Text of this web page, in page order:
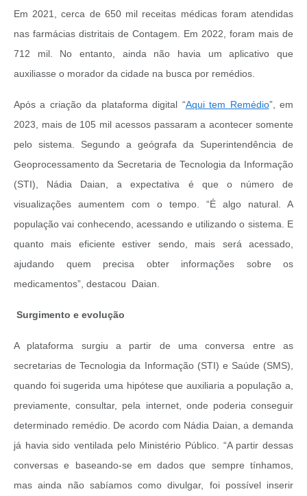
Em 2021, cerca de 650 mil receitas médicas foram atendidas
nas farmácias distritais de Contagem. Em 2022, foram mais de
712 mil. No entanto, ainda não havia um aplicativo que
auxiliasse o morador da cidade na busca por remédios.
Após a criação da plataforma digital “Aqui tem Remédio”, em
2023, mais de 105 mil acessos passaram a acontecer somente
pelo sistema. Segundo a geógrafa da Superintendência de
Geoprocessamento da Secretaria de Tecnologia da Informação
(STI), Nádia Daian, a expectativa é que o número de
visualizações aumentem com o tempo. “É algo natural. A
população vai conhecendo, acessando e utilizando o sistema. E
quanto mais eficiente estiver sendo, mais será acessado,
ajudando quem precisa obter informações sobre os
medicamentos”, destacou Daian.
Surgimento e evolução
A plataforma surgiu a partir de uma conversa entre as
secretarias de Tecnologia da Informação (STI) e Saúde (SMS),
quando foi sugerida uma hipótese que auxiliaria a população a,
previamente, consultar, pela internet, onde poderia conseguir
determinado remédio. De acordo com Nádia Daian, a demanda
já havia sido ventilada pelo Ministério Público. “A partir dessas
conversas e baseando-se em dados que sempre tínhamos,
mas ainda não sabíamos como divulgar, foi possível inserir